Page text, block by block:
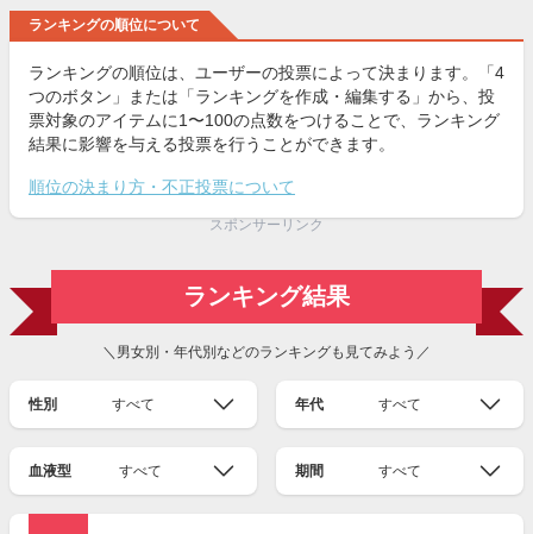
ランキングの順位について
ランキングの順位は、ユーザーの投票によって決まります。「4
つのボタン」または「ランキングを作成・編集する」から、投
票対象のアイテムに1〜100の点数をつけることで、ランキング
結果に影響を与える投票を行うことができます。
順位の決まり方・不正投票について
スポンサーリンク
ランキング結果
＼男女別・年代別などのランキングも見てみよう／
性別 すべて 年代 すべて
血液型 すべて 期間 すべて